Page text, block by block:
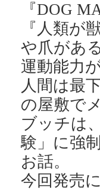
『DOG
『人類が
や爪があ
運動能力
人間は最
の屋敷で
ブッチは
験」に強
お話。
今回発売